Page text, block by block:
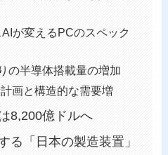
が変えるPCのスペック
の半導体搭載量の増加
画と構造的な需要増
8,200億ドルへ
る「日本の製造装置」